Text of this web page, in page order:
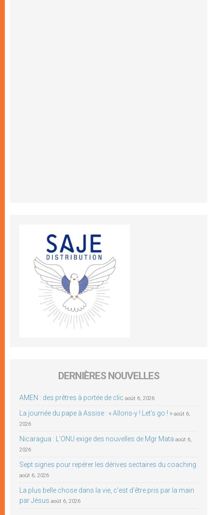
DERNIÈRES NOUVELLES
AMEN : des prêtres à portée de clic août 6, 2026
La journée du pape à Assise : « Allons-y ! Let’s go ! » août 6,
2026
Nicaragua : L’ONU exige des nouvelles de Mgr Mata août 6,
2026
Sept signes pour repérer les dérives sectaires du coaching
août 6, 2026
La plus belle chose dans la vie, c’est d’être pris par la main
par Jésus août 6, 2026